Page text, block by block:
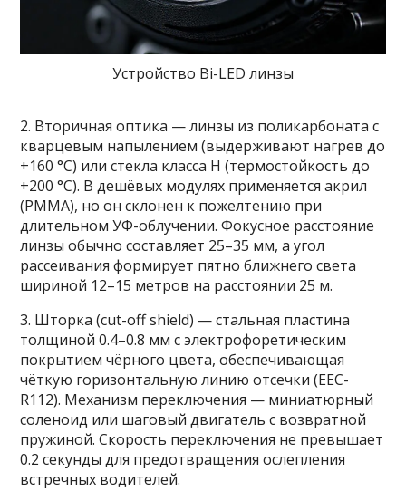
Устройство Bi-LED линзы
2. Вторичная оптика — линзы из поликарбоната с
кварцевым напылением (выдерживают нагрев до
+160 °C) или стекла класса H (термостойкость до
+200 °C). В дешёвых модулях применяется акрил
(PMMA), но он склонен к пожелтению при
длительном УФ-облучении. Фокусное расстояние
линзы обычно составляет 25–35 мм, а угол
рассеивания формирует пятно ближнего света
шириной 12–15 метров на расстоянии 25 м.
3. Шторка (cut-off shield) — стальная пластина
толщиной 0.4–0.8 мм с электрофоретическим
покрытием чёрного цвета, обеспечивающая
чёткую горизонтальную линию отсечки (EEC-
R112). Механизм переключения — миниатюрный
соленоид или шаговый двигатель с возвратной
пружиной. Скорость переключения не превышает
0.2 секунды для предотвращения ослепления
встречных водителей.